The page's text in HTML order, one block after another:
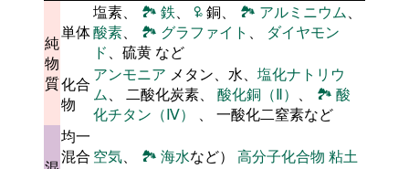
純
物
質
単体
塩素、 🏞 鉄、 🜠銅、 🏞 アルミニウム、
酸素、 🏞 グラファイト 、 ダイヤモン
ド、硫黄 など
化合
物
アンモニア メタン、水、 塩化ナトリウ
ム、 二酸化炭素、 酸化銅（Ⅱ） 、 🏞 酸
化チタン（Ⅳ） 、 一酸化二窒素など
均一
混合 空気、 🏞 海水など） 高分子化合物 粘土